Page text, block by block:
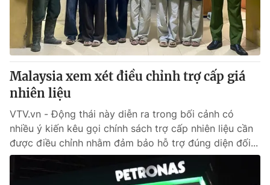
Malaysia xem xét điều chỉnh trợ cấp giá
nhiên liệu
VTV.vn - Động thái này diễn ra trong bối cảnh có
nhiều ý kiến kêu gọi chính sách trợ cấp nhiên liệu cần
được điều chỉnh nhằm đảm bảo hỗ trợ đúng diện đối...